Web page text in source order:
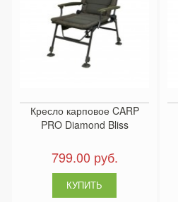
Кресло карповое CARP
PRO Diamond Bliss
799.00 руб.